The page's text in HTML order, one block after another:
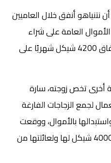
أنفق خلال العاميين
من الأموال العامة على شراء
واستهلاك الكحول ما يعني إنفاق 4200 شيكل شهريًا على
تخص زوجته، سارة
لجمع الزجاجات الفارغة
بالأموال، ووقعت
على شيكات لمشتريات بقيمة 4000 شيكل لها ولعائلتها من